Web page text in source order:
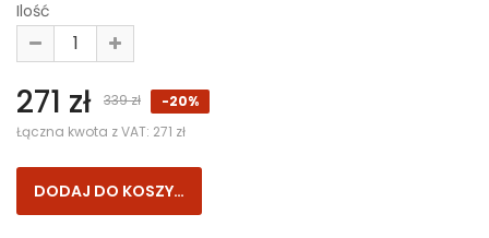
Ilość
271 zł 339 zł
-20%
Łączna kwota z VAT: 271 zł